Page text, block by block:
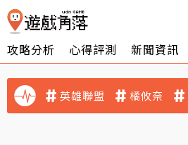
攻略分析 心得評測 新聞資訊
英雄聯盟 橘攸奈